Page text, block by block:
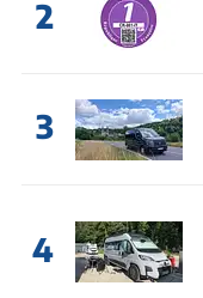
2
3
4